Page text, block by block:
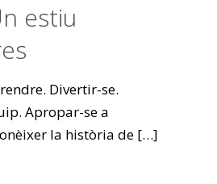
estiu
Divertir-se.
Apropar-se a
la història de […]